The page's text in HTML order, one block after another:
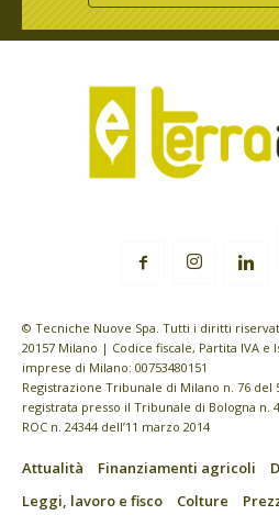
© Tecniche Nuove Spa. Tutti i diritti
20157 Milano | Codice fiscale, Partita IVA e
imprese di Milano: 00753480151
Registrazione Tribunale di Milano n. 76 del
registrata presso il Tribunale di Bologna n.
ROC n. 24344 dell’11 marzo 2014
Attualità Finanziamenti agricoli
Leggi, lavoro e fisco
Colture